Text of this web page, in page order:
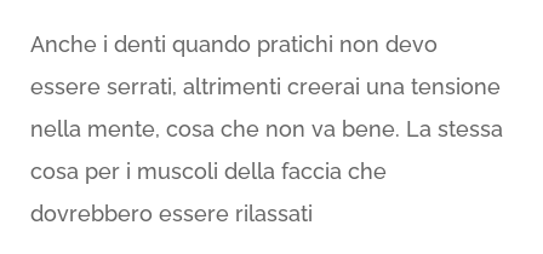
Anche i denti quando pratichi non devo
essere serrati, altrimenti creerai una tensione
nella mente, cosa che non va bene. La stessa
cosa per i muscoli della faccia che
dovrebbero essere rilassati